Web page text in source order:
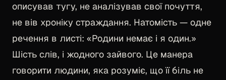
описував тугу, не аналізував свої почуття,
не вів хроніку страждання. Натомість — одне
речення в листі: «Родини немає і я один.»
Шість слів, і жодного зайвого. Це манера
говорити людини, яка розуміє, що її біль не